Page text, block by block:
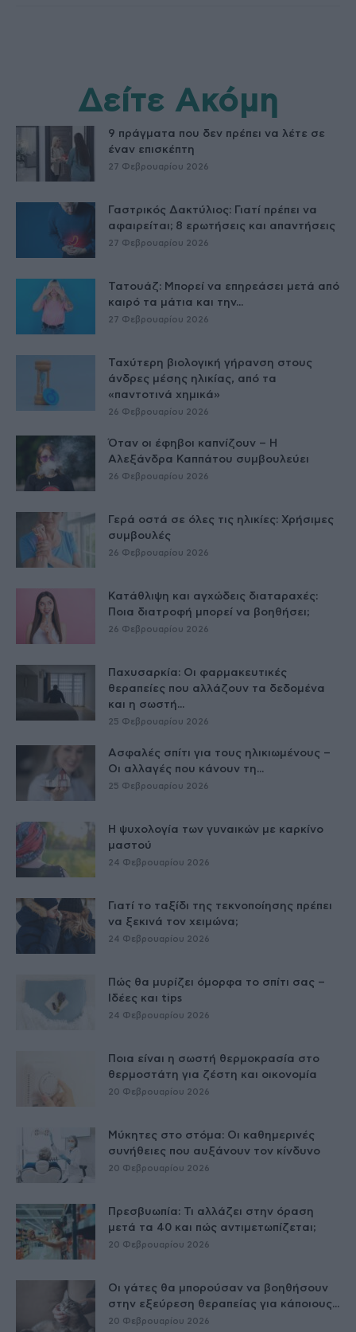
Δείτε Ακόμη
9 πράγματα που δεν πρέπει να λέτε σε
έναν επισκέπτη
27 Φεβρουαρίου 2026
Γαστρικός Δακτύλιος: Γιατί πρέπει να
αφαιρείται; 8 ερωτήσεις και απαντήσεις
27 Φεβρουαρίου 2026
Τατουάζ: Μπορεί να επηρεάσει μετά από
καιρό τα μάτια και την...
27 Φεβρουαρίου 2026
Ταχύτερη βιολογική γήρανση στους
άνδρες μέσης ηλικίας, από τα
«παντοτινά χημικά»
26 Φεβρουαρίου 2026
Όταν οι έφηβοι καπνίζουν – Η
Αλεξάνδρα Καππάτου συμβουλεύει
26 Φεβρουαρίου 2026
Γερά οστά σε όλες τις ηλικίες: Χρήσιμες
συμβουλές
26 Φεβρουαρίου 2026
Κατάθλιψη και αγχώδεις διαταραχές:
Ποια διατροφή μπορεί να βοηθήσει;
26 Φεβρουαρίου 2026
Παχυσαρκία: Οι φαρμακευτικές
θεραπείες που αλλάζουν τα δεδομένα
και η σωστή...
25 Φεβρουαρίου 2026
Ασφαλές σπίτι για τους ηλικιωμένους –
Οι αλλαγές που κάνουν τη...
25 Φεβρουαρίου 2026
Η ψυχολογία των γυναικών με καρκίνο
μαστού
24 Φεβρουαρίου 2026
Γιατί το ταξίδι της τεκνοποίησης πρέπει
να ξεκινά τον χειμώνα;
24 Φεβρουαρίου 2026
Πώς θα μυρίζει όμορφα το σπίτι σας –
Ιδέες και tips
24 Φεβρουαρίου 2026
Ποια είναι η σωστή θερμοκρασία στο
θερμοστάτη για ζέστη και οικονομία
20 Φεβρουαρίου 2026
Μύκητες στο στόμα: Οι καθημερινές
συνήθειες που αυξάνουν τον κίνδυνο
20 Φεβρουαρίου 2026
Πρεσβυωπία: Τι αλλάζει στην όραση
μετά τα 40 και πώς αντιμετωπίζεται;
20 Φεβρουαρίου 2026
Οι γάτες θα μπορούσαν να βοηθήσουν
στην εξεύρεση θεραπείας για κάποιους...
20 Φεβρουαρίου 2026